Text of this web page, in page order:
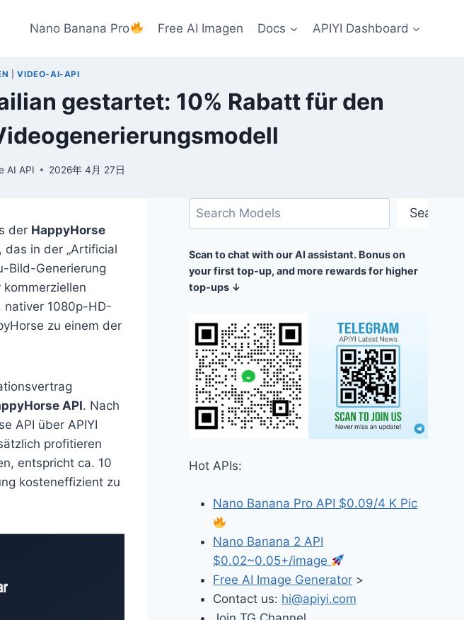
Nano Banana Pro Free AI Imagen Docs APIYI Dashboard
|VIDEO-AI-API
gestartet: 10% Rabatt für den
AI API 2026年 4月 27日
der HappyHorse
in der „Artificial
Bild-Generierung
nativer 1080p-HD-
zu einem der
API. Nach
API über APIYI
profitieren
entspricht ca. 10
kosteneffizient zu
Suchen Search
Scan to chat with our AI assistant. Bonus on
your first top-up, and more rewards for higher
top-ups ↓
Hot APIs:
Nano Banana Pro API $0.09/4 K Pic
Nano Banana 2 API
$0.02~0.05+/image
Free AI Image Generator >
Contact us: hi@apiyi.com